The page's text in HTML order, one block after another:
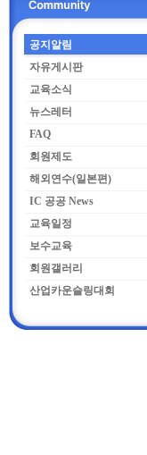
공지알림
자유게시판
교육소식
뉴스레터
FAQ
회원제도
해외연수(일본편)
IC 공공 News
교육일정
보수교육
회원갤러리
산업카운슬링대회